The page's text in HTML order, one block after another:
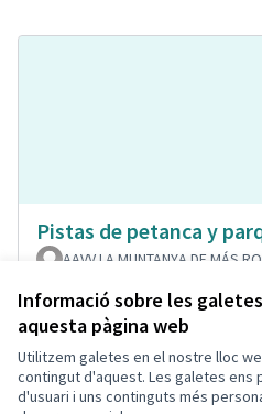
Informació sobre les
aquesta pàgina web
Utilitzem galetes en el nostre lloc
contingut d'aquest. Les galetes ens
d'usuari i uns continguts més
Pistas de petanca y
AAVV LA MUNTANYA DE MÁS
Termes i condicions d'ús
Configuració de les galetes
Decidim Calafell a X
Decidim Calafell a Facebook
Decidim Calafell a YouTube
Decidim Calafell a